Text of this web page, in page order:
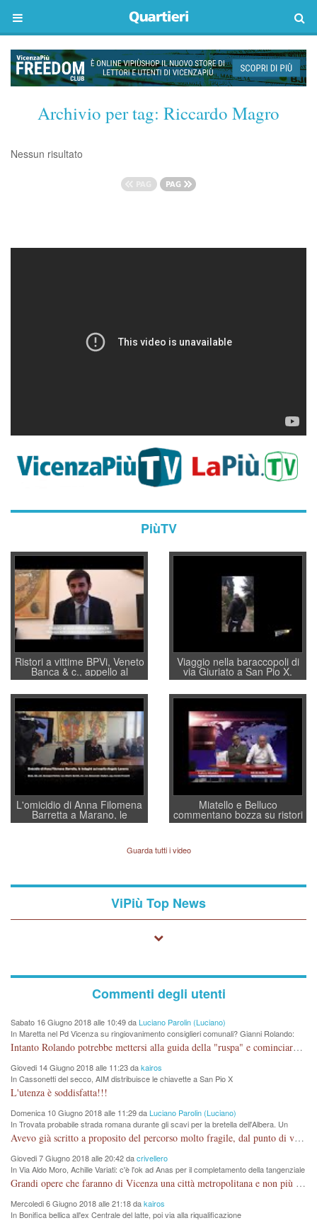
Archivio per tag: Riccardo Magro
Nessun risultato
PiùTV
Ristori a vittime BPVi, Veneto
Banca & c., appello al
sottosegretario Alessio
Villarosa: per mettere ordine
convochi con Di Maio CNCU
a supporto della cabina di
regia al Mef
Viaggio nella baraccopoli di
via Giuriato a San Pio X.
Vicenza ai Vicentini: “faremo
un regalo di Natale ai
residenti”
L'omicidio di Anna Filomena
Barretta a Marano, le
indagini dei carabinieri di
quelle di... Barbara D'Urso
Miatello e Belluco
commentano bozza su ristori
BPVi e Veneto Banca
Guarda tutti i video
ViPiù Top News
Commenti degli utenti
Sabato 16 Giugno 2018 alle 10:49 daLuciano Parolin (Luciano)
In Maretta nel Pd Vicenza su ringiovanimento consiglieri comunali? Gianni Rolando:
"non mi dimetto". Angelo Tonello: "va bene così"
Intanto Rolando potrebbe mettersi alla guida della "ruspa" e cominciare a scavare l'acqua alle Maddalene, con tanti Auguri di Acque Vicentine, magari deviando il percorso della Bretella. Amen.
Giovedi 14 Giugno 2018 alle 11:23 dakairos
In Cassonetti del secco, AIM distribuisce le chiavette a San Pio X
L'utenza è soddisfatta!!!
Domenica 10 Giugno 2018 alle 11:29 daLuciano Parolin (Luciano)
In Trovata probabile strada romana durante gli scavi per la bretella dell'Albera. Un
nuovo stop?
Avevo già scritto a proposito del percorso molto fragile, dal punto di vista archeologico. La zona è sicuramente ricca di testimonianze religiose, con insediamenti abitativi, vedi l'acquedotto romano di Lobbia. Spero, che risorgive della Seriola, non subiscano danni.
Giovedi 7 Giugno 2018 alle 20:42 dacrivellero
In Via Aldo Moro, Achille Variati: c'è l'ok ad Anas per il completamento della tangenziale
Grandi opere che faranno di Vicenza una città metropolitana e non più provinciale soffocata dal rumore dal traffico e smog concentrato in 6 vie cittadine. complimenti
Mercoledi 6 Giugno 2018 alle 21:18 dakairos
In Bonifica bellica all'ex Centrale del latte, poi via alla riqualificazione